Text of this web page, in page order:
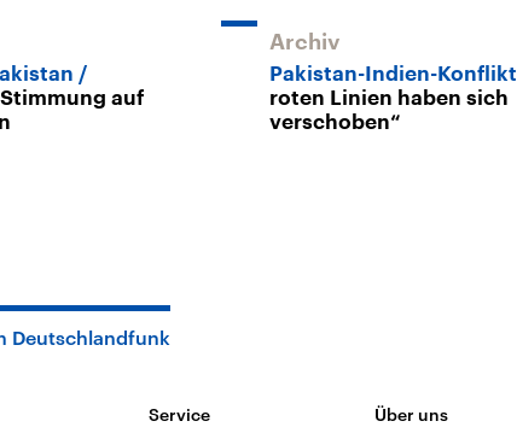
auf
Archiv
Pakistan-Indien-Konflikt
roten Linien haben sich
verschoben“
Deutschlandfunk
Service Über uns